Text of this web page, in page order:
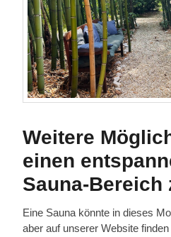
Weitere
einen
Sauna-Bereich
Eine Sauna könnte in dieses
aber auf unserer Website